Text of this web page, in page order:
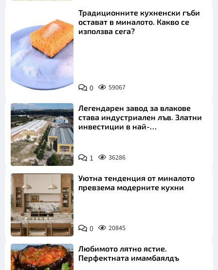
Снимка:
Пиксабей
Традиционните кухненски гъби
остават в миналото. Какво се
използва сега?
0 59067
Легендарен завод за влакове
става индустриален лъв. Златни
инвестиции в най-
1 36286
Уютна тенденция от миналото
превзема модерните кухни
0 20845
Любимото лятно ястие.
Перфектната имамбаялдъ